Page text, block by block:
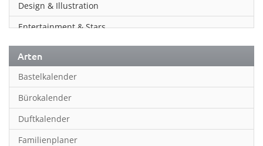
Design & Illustration
Entertainment & Stars
Erotik
Essen & Trinken
Familienplaner
Fantasy
Film
Arten
Bastelkalender
Bürokalender
Duftkalender
Familienplaner